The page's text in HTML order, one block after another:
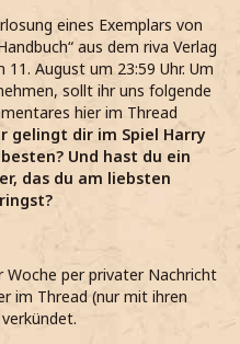
eines Exemplars von
aus dem riva Verlag
August um 23:59 Uhr. Um
sollt ihr uns folgende
hier im Thread
gelingt dir im Spiel Harry
Und hast du ein
das du am liebsten
Woche per privater Nachricht
im Thread (nur mit ihren